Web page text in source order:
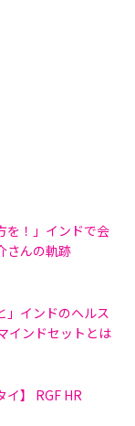
を！」インドで会
さんの軌跡
」インドのヘルス
インドセットとは
イ】 RGF HR